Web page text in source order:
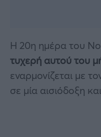
Η 20η ημέρα του
τυχερή αυτού του
εναρμονίζεται με
σε μία αισιόδοξη